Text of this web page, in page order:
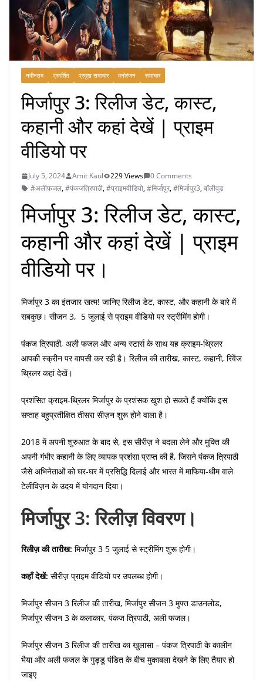
नवीनतम प्रदर्शित प्रमुख समाचार मनोरंजन समाचार
मिर्जापुर 3: रिलीज डेट, कास्ट,
कहानी और कहां देखें | प्राइम
वीडियो पर
July 5, 2024 Amit Kaul 229 Views
0 Comments
#अलीफजल,#पंकजत्रिपाठी,#प्राइमवीडियो,#मिर्जापुर,#मिर्जापुर3,बॉलीवुड
मिर्जापुर 3: रिलीज डेट, कास्ट,
कहानी और कहां देखें | प्राइम
वीडियो पर।
मिर्जापुर 3 का इंतजार खत्म! जानिए रिलीज डेट, कास्ट, और कहानी के बारे में
सबकुछ। सीजन 3, 5 जुलाई से प्राइम वीडियो पर स्ट्रीमिंग होगी।
पंकज त्रिपाठी, अली फजल और अन्य स्टार्स के साथ यह क्राइम-थ्रिलर
आपकी स्क्रीन पर वापसी कर रही है। रिलीज की तारीख, कास्ट, कहानी, रिवेंज
थ्रिलर कहां देखें।
प्रशंसित क्राइम-थ्रिलर मिर्जापुर के प्रशंसक खुश हो सकते हैं क्योंकि इस
सप्ताह बहुप्रतीक्षित तीसरा सीज़न शुरू होने वाला है।
2018 में अपनी शुरुआत के बाद से, इस सीरीज़ ने बदला लेने और मुक्ति की
अपनी गंभीर कहानी के लिए व्यापक प्रशंसा प्राप्त की है, जिसने पंकज त्रिपाठी
जैसे अभिनेताओं को घर-घर में प्रसिद्धि दिलाई और भारत में माफिया-थीम वाले
टेलीविज़न के उदय में योगदान दिया।
मिर्जापुर 3:रिलीज़ विवरण।
रिलीज़ की तारीख: मिर्जापुर 3 5 जुलाई से स्ट्रीमिंग शुरू होगी।
कहाँ देखें: सीरीज़ प्राइम वीडियो पर उपलब्ध होगी।
मिर्जापुर सीजन 3 रिलीज की तारीख, मिर्जापुर सीजन 3 मुफ्त डाउनलोड,
मिर्जापुर सीजन 3 के कलाकार, पंकज त्रिपाठी, अली फजल।
मिर्जापुर सीजन 3 रिलीज की तारीख का खुलासा – पंकज त्रिपाठी के कालीन
भैया और अली फजल के गुड्डू पंडित के बीच मुकाबला देखने के लिए तैयार हो
जाइए